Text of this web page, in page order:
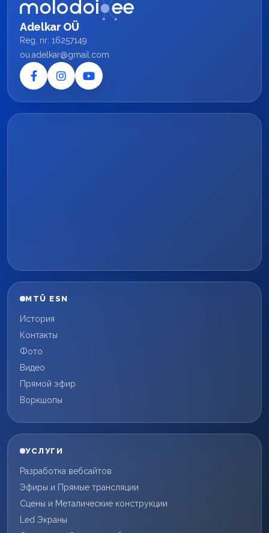
Adelkar OÜ
Reg. nr: 16257149
ou.adelkar@gmail.com
MTÜ ESN
История
Контакты
Фото
Видео
Прямой эфир
Воркшопы
УСЛУГИ
Разработка вебсайтов
Эфиры и Прямые трансляции
Сцены и Металические конструкции
Led Экраны